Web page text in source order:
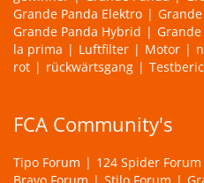
Grande Panda Elektro
Grande Panda Hybrid
la prima
Luftfilter Motor
rot
rückwärtsgang
FCA Community's
Tipo Forum 124 Spider Forum